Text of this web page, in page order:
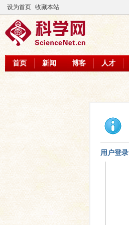
设为首页 收藏本站
首页 新闻 博客 人才
用户登录